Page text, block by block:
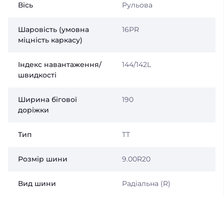
Вісь Рульова
Шаровість (умовна
міцність каркасу)
16PR
Індекс навантаження/
швидкості
144/142L
Ширина бігової
доріжки
190
Тип TT
Розмір шини 9.00R20
Вид шини Радіальна (R)